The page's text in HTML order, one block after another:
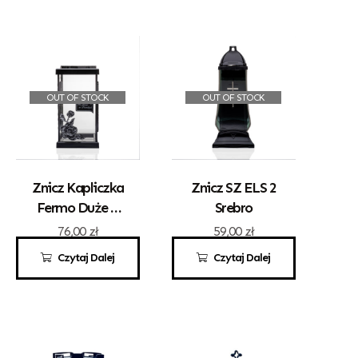
OUT OF STOCK
Czytaj Dalej
Znicz Kapliczka
Fermo Duże Z
Różą
76,00 zł
OUT OF STOCK
Czytaj Dalej
Znicz SZ ELS 2
Srebro
59,00 zł